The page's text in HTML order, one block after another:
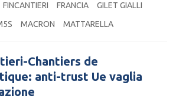
FINCANTIERI FRANCIA
GILET GIALLI
MACRON MATTARELLA
Chantiers de
anti-trust Ue vaglia